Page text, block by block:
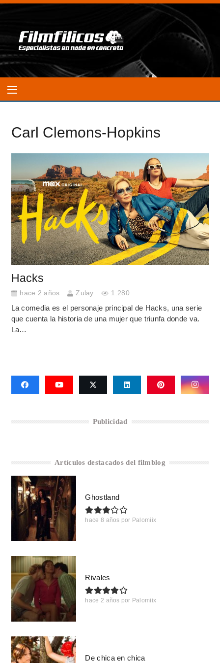
Carl Clemons-Hopkins
Hacks
hace 2 años Zulay 1.280
La comedia es el personaje principal de Hacks, una serie
que cuenta la historia de una mujer que triunfa donde va.
La…
Publicidad
Artículos destacados del filmblog
Ghostland
hace 8 años por Palomiix
Rivales
hace 2 años por Palomiix
De chica en chica